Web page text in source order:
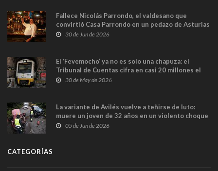
Fallece Nicolás Parrondo, el valdesano que
convirtió Casa Parrondo en un pedazo de Asturias
en Madrid
30 de Jun de 2026
El ‘Fevemocho’ ya no es solo una chapuza: el
Tribunal de Cuentas cifra en casi 20 millones el
sobrecoste de los trenes que no cabían por los
30 de May de 2026
La variante de Avilés vuelve a teñirse de luto:
muere un joven de 32 años en un violento choque
frontal
05 de Jun de 2026
CATEGORÍAS